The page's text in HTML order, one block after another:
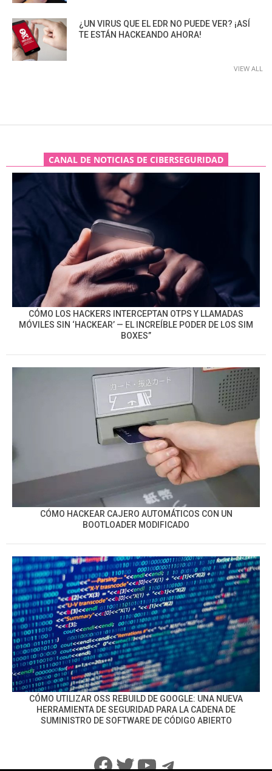
¿UN VIRUS QUE EL EDR NO PUEDE VER? ¡ASÍ
TE ESTÁN HACKEANDO AHORA!
VIEW ALL
CANAL DE NOTICIAS DE CIBERSEGURIDAD
CÓMO LOS HACKERS INTERCEPTAN OTPS Y LLAMADAS
MÓVILES SIN ‘HACKEAR’ — EL INCREÍBLE PODER DE LOS SIM
BOXES”
CÓMO HACKEAR CAJERO AUTOMÁTICOS CON UN
BOOTLOADER MODIFICADO
CÓMO UTILIZAR OSS REBUILD DE GOOGLE: UNA NUEVA
HERRAMIENTA DE SEGURIDAD PARA LA CADENA DE
SUMINISTRO DE SOFTWARE DE CÓDIGO ABIERTO
Facebook
Twitter
YouTube
Telegram